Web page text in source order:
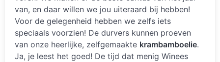
van, en daar willen we jou uiteraard bij hebben!
Voor de gelegenheid hebben we zelfs iets
speciaals voorzien! De durvers kunnen proeven
van onze heerlijke, zelfgemaakte krambamboelie.
Ja, je leest het goed! De tijd dat menig Winees